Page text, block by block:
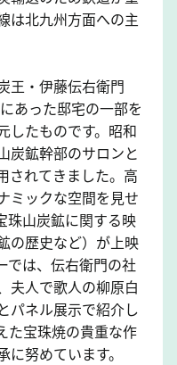
は北九州方面への主
王・伊藤伝右衛門
あった邸宅の一部を
したものです。昭和
炭鉱幹部のサロンと
されてきました。高
ミックな空間を見せ
珠山炭鉱に関する映
の歴史など）が上映
では、伝右衛門の社
夫人で歌人の柳原白
パネル展示で紹介し
た宝珠焼の貴重な作
努めています。